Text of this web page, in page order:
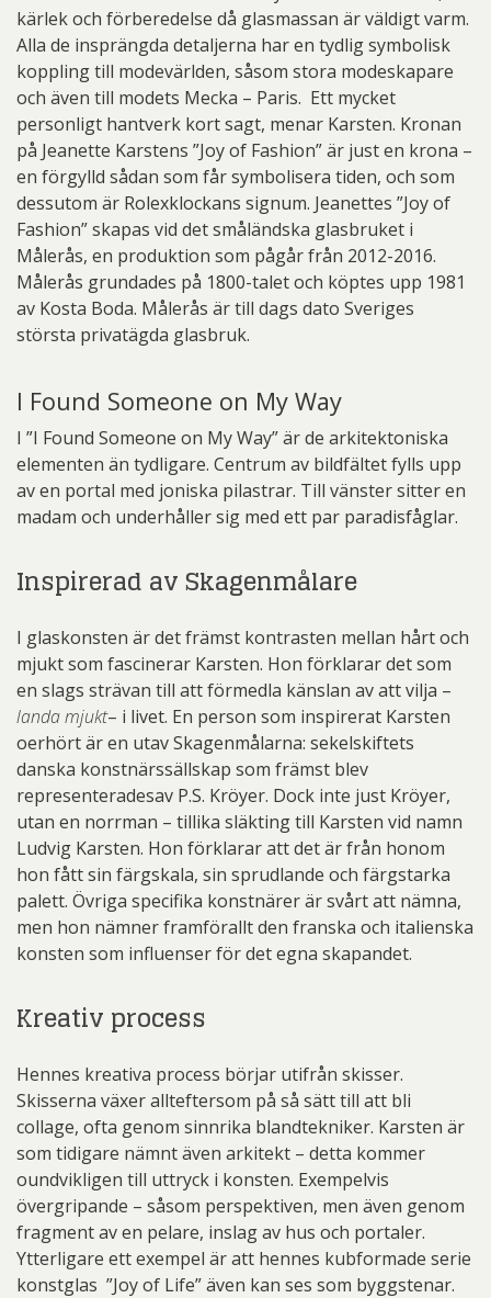
kärlek och förberedelse då glasmassan är väldigt varm.
Alla de insprängda detaljerna har en tydlig symbolisk
koppling till modevärlden, såsom stora modeskapare
och även till modets Mecka – Paris. Ett mycket
personligt hantverk kort sagt, menar Karsten. Kronan
på Jeanette Karstens ”Joy of Fashion” är just en krona –
en förgylld sådan som får symbolisera tiden, och som
dessutom är Rolexklockans signum. Jeanettes ”Joy of
Fashion” skapas vid det småländska glasbruket i
Målerås, en produktion som pågår från 2012-2016.
Målerås grundades på 1800-talet och köptes upp 1981
av Kosta Boda. Målerås är till dags dato Sveriges
största privatägda glasbruk.
I Found Someone on My Way
I ”I Found Someone on My Way” är de arkitektoniska
elementen än tydligare. Centrum av bildfältet fylls upp
av en portal med joniska pilastrar. Till vänster sitter en
madam och underhåller sig med ett par paradisfåglar.
Inspirerad av Skagenmålare
I glaskonsten är det främst kontrasten mellan hårt och
mjukt som fascinerar Karsten. Hon förklarar det som
en slags strävan till att förmedla känslan av att vilja –
landa mjukt– i livet. En person som inspirerat Karsten
oerhört är en utav Skagenmålarna: sekelskiftets
danska konstnärssällskap som främst blev
representeradesav P.S. Kröyer. Dock inte just Kröyer,
utan en norrman – tillika släkting till Karsten vid namn
Ludvig Karsten. Hon förklarar att det är från honom
hon fått sin färgskala, sin sprudlande och färgstarka
palett. Övriga specifika konstnärer är svårt att nämna,
men hon nämner framförallt den franska och italienska
konsten som influenser för det egna skapandet.
Kreativ process
Hennes kreativa process börjar utifrån skisser.
Skisserna växer allteftersom på så sätt till att bli
collage, ofta genom sinnrika blandtekniker. Karsten är
som tidigare nämnt även arkitekt – detta kommer
oundvikligen till uttryck i konsten. Exempelvis
övergripande – såsom perspektiven, men även genom
fragment av en pelare, inslag av hus och portaler.
Ytterligare ett exempel är att hennes kubformade serie
konstglas ”Joy of Life” även kan ses som byggstenar.